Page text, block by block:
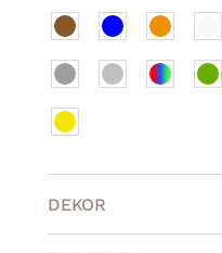
DEKOR